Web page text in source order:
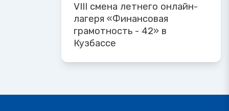
VIII смена летнего онлайн-
лагеря «Финансовая
грамотность - 42» в
Кузбассе